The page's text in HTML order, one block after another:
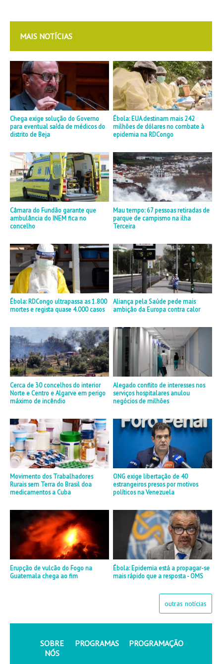
MAIS NOTÍCIAS
Chega exige solução do Governo
para eventual saída de médicos do
distrito de Beja
Ébola: EUA destinam mais 242
milhões de dólares no combate à
epidemia na RDCongo
Câmara do Fundão garante que
ambulância do INEM fica no
concelho
Mau tempo: 67 pessoas retiradas de
parque de campismo na ilha
Terceira
Ébola: RDCongo ultrapassa as 1.800
mortes e regista quase 4.000 casos
Aliança pela Saúde pede mais
ambição da Europa contra calor
Cerca de 30 concelhos do interior
Norte e Centro e Algarve em perigo
máximo de incêndio
Alegado conflito de interesses nos
serviços hospitalares anulou
negócios de milhões
Movimento dos Trabalhadores
Rurais sem Terra do Brasil doa
medicamentos a Cuba
ONG exige libertação de 40
estrangeiros presos por motivos
políticos na Venezuela
Erupção de vulcão do Fogo na
Guatemala chega ao fim
Ébola: Epidemia está a propagar-se
mais rápido que a resposta - OMS
outras notícias
SOBRE
NÓS
PROGRAMAS PROGRAMAÇÃO